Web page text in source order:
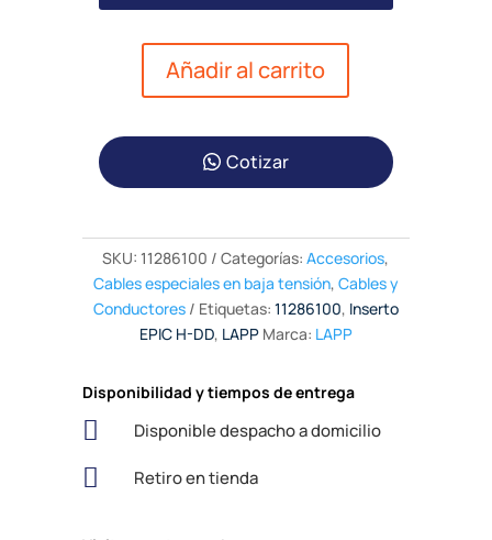
Añadir al carrito
Cotizar
SKU:11286100 Categorías:Accesorios,
Cables especiales en baja tensión, Cables y
Conductores
Etiquetas: 11286100, Inserto
EPIC H-DD, LAPP Marca: LAPP
Disponibilidad y tiempos de entrega
 Disponible despacho a domicilio
 Retiro en tienda